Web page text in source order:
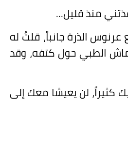
منذ قليل...
الذرة جانباً، قلتُ له
الطبي حول كتفه، وقد
كثيراً، لن يعيشا معك إلى